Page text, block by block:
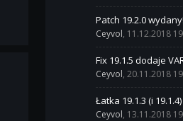
Patch 19.2.0 wydany!
Ceyvol, 11.12.2018
Fix 19.1.5 dodaje
Ceyvol, 20.11.2018
Łatka 19.1.3 (i
Ceyvol, 13.11.2018